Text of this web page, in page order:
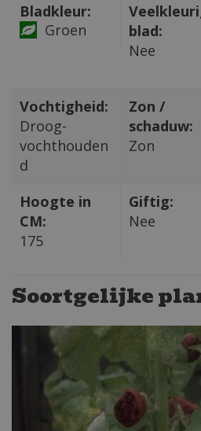
Bladkleur:
Groen
blad:
Nee
Vochtigheid:
Droog-
vochthouden
d
Zon /
schaduw:
Zon
Hoogte in
CM:
175
Giftig:
Nee
Soortgelijke